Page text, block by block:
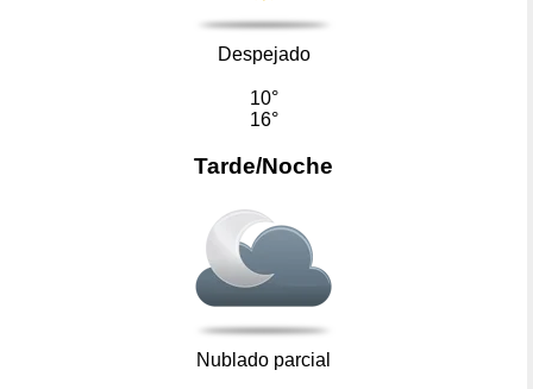
Despejado
10°
16°
Tarde/Noche
Nublado parcial